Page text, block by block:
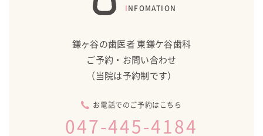
INFOMATION
鎌ヶ谷の歯医者 東鎌ケ谷歯科
ご予約・お問い合わせ
（当院は予約制です）
お電話でのご予約はこちら
047-445-4184